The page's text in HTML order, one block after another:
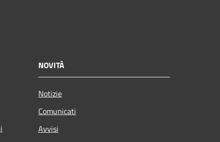
NOVITÀ
Notizie
Comunicati
Avvisi